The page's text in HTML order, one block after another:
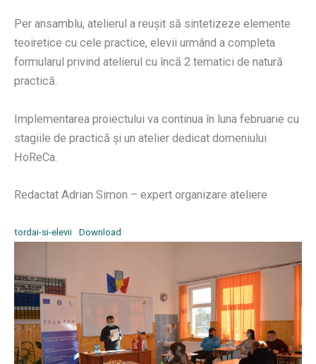
Per ansamblu, atelierul a reușit să sintetizeze elemente
teoiretice cu cele practice, elevii urmând a completa
formularul privind atelierul cu încă 2 tematici de natură
practică.
Implementarea proiectului va continua în luna februarie cu
stagiile de practică și un atelier dedicat domeniului
HoReCa.
Redactat Adrian Simon – expert organizare ateliere
tordai-si-elevii Download